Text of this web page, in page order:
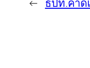
← ธปท.คาด